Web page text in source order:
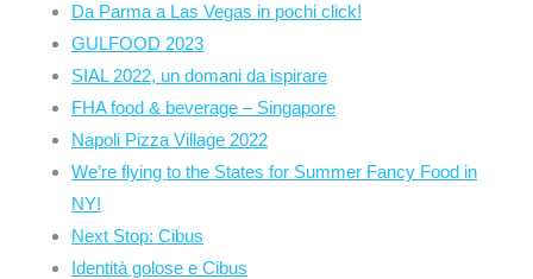
Da Parma a Las Vegas in pochi click!
GULFOOD 2023
SIAL 2022, un domani da ispirare
FHA food & beverage – Singapore
Napoli Pizza Village 2022
We’re flying to the States for Summer Fancy Food in
NY!
Next Stop: Cibus
Identità golose e Cibus